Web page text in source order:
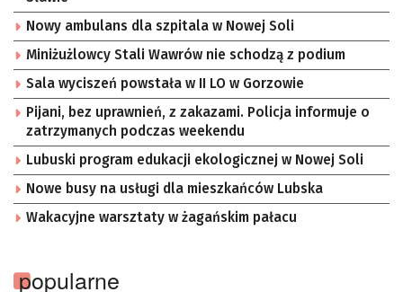
Nowy ambulans dla szpitala w Nowej Soli
Miniżużlowcy Stali Wawrów nie schodzą z podium
Sala wyciszeń powstała w II LO w Gorzowie
Pijani, bez uprawnień, z zakazami. Policja informuje o
zatrzymanych podczas weekendu
Lubuski program edukacji ekologicznej w Nowej Soli
Nowe busy na usługi dla mieszkańców Lubska
Wakacyjne warsztaty w żagańskim pałacu
popularne